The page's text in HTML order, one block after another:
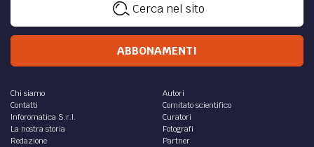
Cerca nel sito
ABBONAMENTI
Chi siamo
Contatti
Inforomatica S.r.l.
La nostra storia
Redazione
Autori
Comitato scientifico
Curatori
Fotografi
Partner